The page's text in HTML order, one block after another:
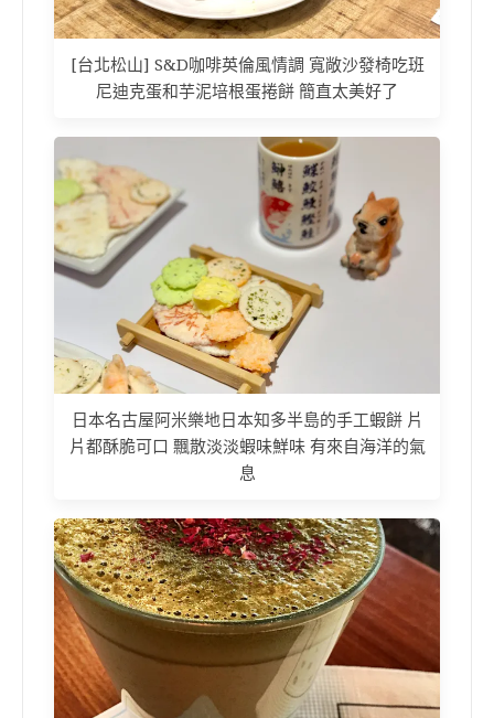
[台北松山] S&D咖啡英倫風情調 寬敞沙發椅吃班
尼迪克蛋和芋泥培根蛋捲餅 簡直太美好了
日本名古屋阿米樂地日本知多半島的手工蝦餅 片
片都酥脆可口 飄散淡淡蝦味鮮味 有來自海洋的氣
息